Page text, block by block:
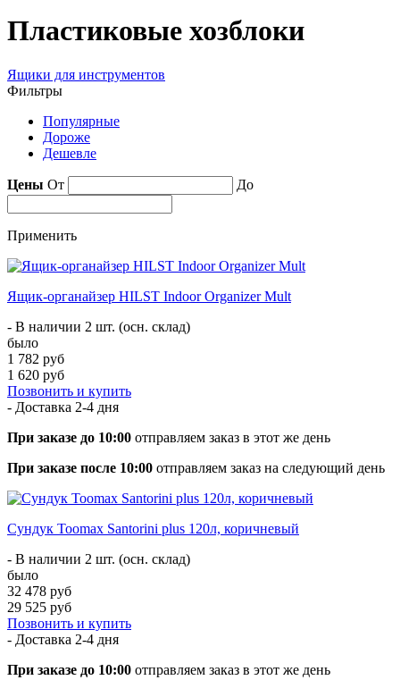
Пластиковые хозблоки
Ящики для инструментов
Фильтры
Популярные
Дороже
Дешевле
Цены От До
Применить
Ящик-органайзер HILST Indoor Organizer Mult
- В наличии 2 шт. (осн. склад)
было
1 782 руб
1 620 руб
Позвонить и купить
- Доставка 2-4 дня
При заказе до 10:00 отправляем заказ в этот же день
При заказе после 10:00 отправляем заказ на следующий день
Сундук Toomax Santorini plus 120л, коричневый
- В наличии 2 шт. (осн. склад)
было
32 478 руб
29 525 руб
Позвонить и купить
- Доставка 2-4 дня
При заказе до 10:00 отправляем заказ в этот же день